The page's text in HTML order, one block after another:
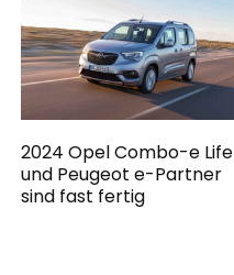
2024 Opel Combo-e Life
und Peugeot e-Partner
sind fast fertig